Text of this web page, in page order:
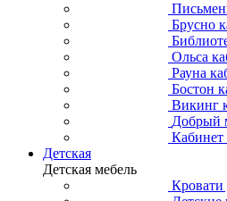
Брусно
Ольса
Рауна
Бостон
Викинг
Добрый
Детская
Детская мебель